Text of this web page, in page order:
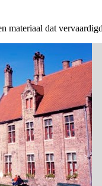
materiaal dat